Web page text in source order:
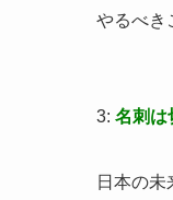
やるべき
3: 名刺は
日本の未